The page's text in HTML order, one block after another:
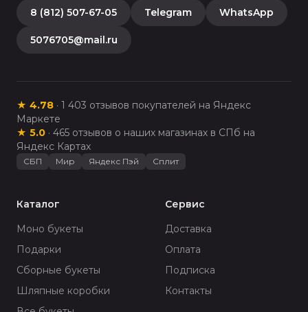
8 (812) 507-67-05 Telegram WhatsApp
5076705@mail.ru
★ 4.78 · 1 403 отзывов покупателей на Яндекс
Маркете
★ 5.0 · 465 отзывов о наших магазинах в СПб на
Яндекс Картах
СБП Мир Яндекс Пэй Сплит
Каталог
Моно букеты
Подарки
Сборные букеты
Шляпные коробки
Сервис
Доставка
Оплата
Подписка
Контакты